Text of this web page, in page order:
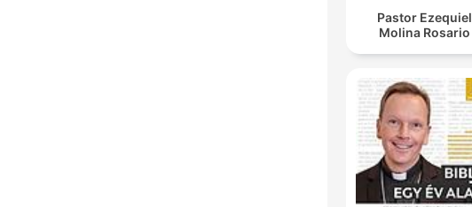
Pastor Ezequiel
Molina Rosario